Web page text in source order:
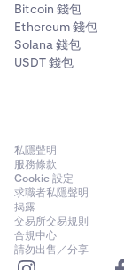
Bitcoin 錢包
Ethereum 錢包
Solana 錢包
USDT 錢包
私隱聲明
服務條款
Cookie 設定
求職者私隱聲明
揭露
交易所交易規則
合規中心
請勿出售／分享